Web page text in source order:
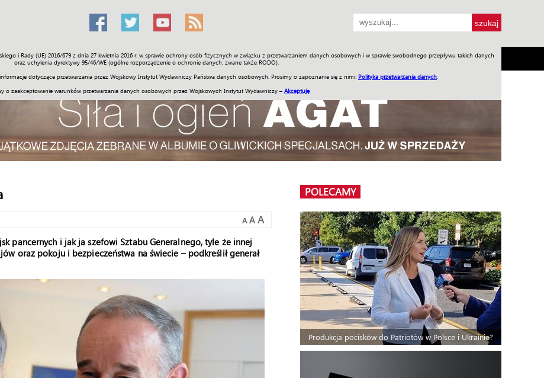
i Rady (UE) 2016/679 z dnia 27 kwietnia 2016 r. w sprawie ochrony osób fizycznych w związku z przetwarzaniem danych osobowych i w sprawie swobodnego przepływu takich danych
oraz uchylenia dyrektywy 95/46/WE (ogólne rozporządzenie o ochronie danych, zwane także RODO).
dotyczące przetwarzania przez Wojskowy Instytut Wydawniczy Państwa danych osobowych. Prosimy o zapoznanie się z nimi: Polityka przetwarzania danych
o zaakceptowanie warunków przetwarzania danych osobowych przez Wojskowych Instytut Wydawniczy – Akceptuję
Świat Społeczność Sport Historia Galerie Wideo ENGLISH SKLEP Jednodniówki Praca w WIW
A A A
pancernych i jak ja szefowi Sztabu Generalnego, tyle że innej
oraz pokoju i bezpieczeństwa na świecie – podkreślił generał
POLECAMY
Produkcja pocisków do Patriotów w Polsce i Ukrainie?